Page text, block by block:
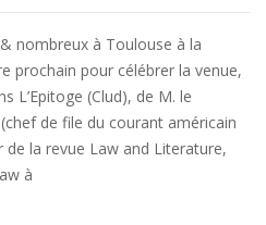
nombreux à Toulouse à la
prochain pour célébrer la venue,
L’Epitoge (Clud), de M. le
de file du courant américain
la revue Law and Literature,
à